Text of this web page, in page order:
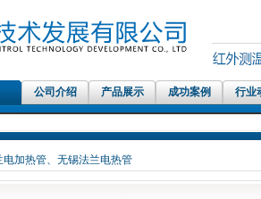
公司介绍 产品展示 成功案例 行业
红外测温仪
加热管、无锡法兰电热管